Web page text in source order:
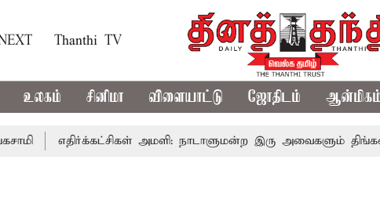
Thanthi TV
உலகம் சினிமா விளையாட்டு ஜோதிடம் ஆன்மிகம்
எதிர்க்கட்சிகள் அமளி: நாடாளுமன்ற இரு அவைகளும்